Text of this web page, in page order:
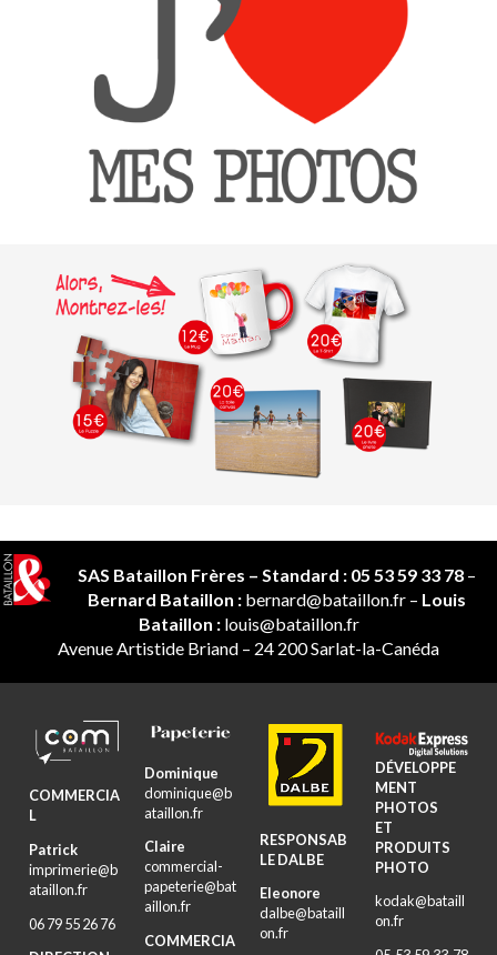
SAS Bataillon Frères – Standard : 05 53 59 33 78–
Bernard Bataillon : bernard@bataillon.fr– Louis
Bataillon : louis@bataillon.fr
Avenue Artistide Briand – 24 200 Sarlat-la-Canéda
COMMERCIA
L
Patrick
imprimerie@b
ataillon.fr
06 79 55 26 76
Dominique
dominique@b
ataillon.fr
Claire
commercial-
papeterie@bat
aillon.fr
COMMERCIA
RESPONSAB
LE DALBE
Eleonore
dalbe@bataill
on.fr
DÉVELOPPE
MENT
PHOTOS
ET
PRODUITS
PHOTO
kodak@bataill
on.fr